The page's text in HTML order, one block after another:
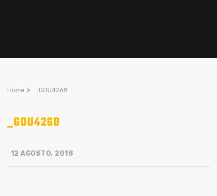
Home > _GOU4268
_GOU4268
12 AGOSTO, 2018